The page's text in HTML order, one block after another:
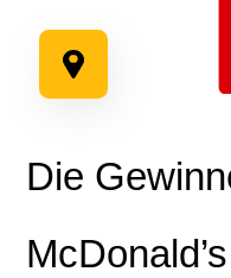
Inhalt
springen
Die